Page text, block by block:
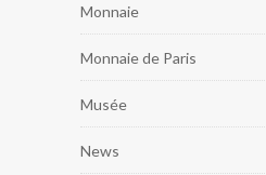
Monnaie
Monnaie de Paris
Musée
News